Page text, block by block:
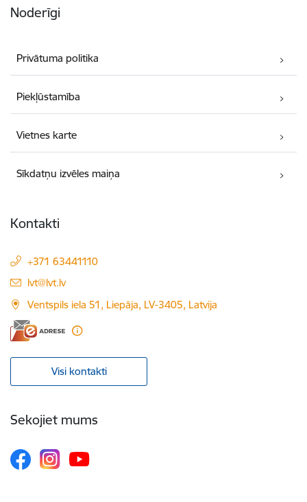
Noderīgi
Privātuma politika
Piekļūstamība
Vietnes karte
Sīkdatņu izvēles maiņa
Kontakti
+371 63441110
E-pasts:
lvt@lvt.lv
Ventspils iela 51, Liepāja, LV-3405, Latvija
Visi kontakti
Sekojiet mums